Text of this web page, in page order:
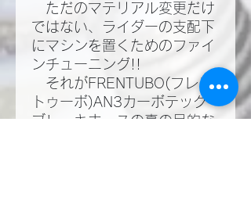
ただのマテリアル変更だけ
ではない、ライダーの支配下
にマシンを置くためのファイ
ンチューニング!!​
それがFRENTUBO(フレン
トゥーボ)AN3カーボテック
ブレーキホースの真の目的な